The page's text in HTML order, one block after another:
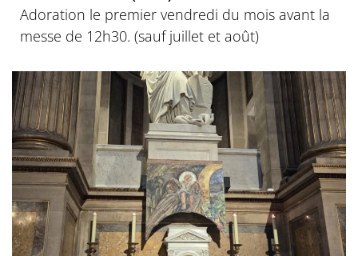
Adoration le premier vendredi du mois avant la
messe de 12h30. (sauf juillet et août)